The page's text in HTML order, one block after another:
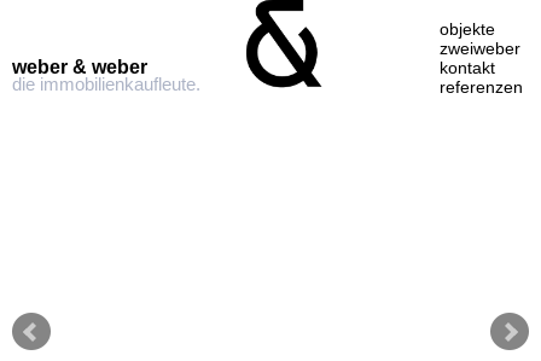
weber & weber
die immobilienkaufleute.
objekte
zweiweber
kontakt
referenzen